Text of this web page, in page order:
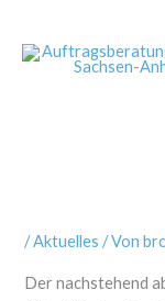
Inhalt
/Aktuelles / Von
Der nachstehend